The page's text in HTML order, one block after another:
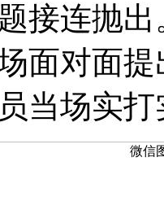
接连抛
面对面
当场实